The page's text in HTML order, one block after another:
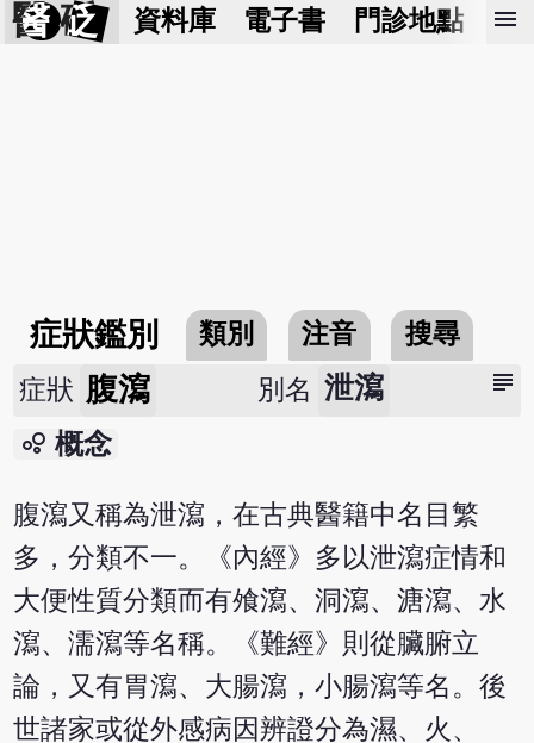
醫 砭 資料庫 電子書 門診地點 預
menu
症狀鑑別 類別 注音 搜尋
subject
症狀 腹瀉 別名 泄瀉
bubble_chart 概念
腹瀉又稱為泄瀉，在古典醫籍中名目繁
多，分類不一。《內經》多以泄瀉症情和
大便性質分類而有飧瀉、洞瀉、溏瀉、水
瀉、濡瀉等名稱。《難經》則從臟腑立
論，又有胃瀉、大腸瀉，小腸瀉等名。後
世諸家或從外感病因辨證分為濕、火、